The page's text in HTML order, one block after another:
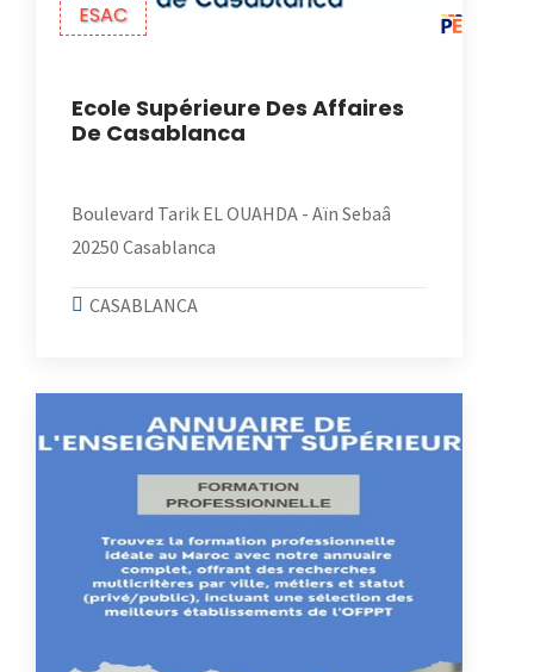
ESAC
Ecole Supérieure Des Affaires
De Casablanca
Boulevard Tarik EL OUAHDA - Aïn Sebaâ
20250 Casablanca
CASABLANCA